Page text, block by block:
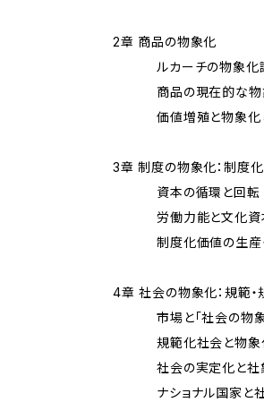
2章 商品の物象化
ルカーチの物象化
商品の現在的な物象
価値増殖と物象化
3章 制度の物象化：制度
資本の循環と回転
労働力能と文化資
制度化価値の生産・
4章 社会の物象化：規範
市場と「社会の物象
規範化社会と物象化
社会の実定化と社象
ナショナル国家と社